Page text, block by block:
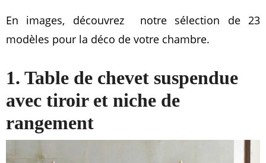
En images, découvrez notre sélection de 23
modèles pour la déco de votre chambre.
1. Table de chevet suspendue
avec tiroir et niche de
rangement